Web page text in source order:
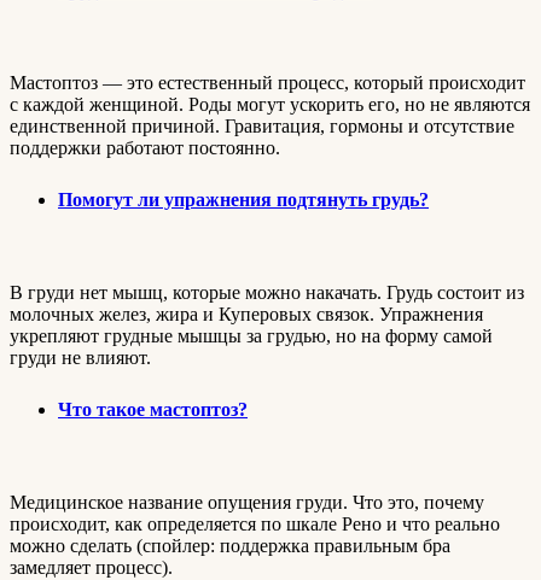
Мастоптоз — это естественный процесс, который происходит
с каждой женщиной. Роды могут ускорить его, но не являются
единственной причиной. Гравитация, гормоны и отсутствие
поддержки работают постоянно.
Помогут ли упражнения подтянуть грудь?
В груди нет мышц, которые можно накачать. Грудь состоит из
молочных желез, жира и Куперовых связок. Упражнения
укрепляют грудные мышцы за грудью, но на форму самой
груди не влияют.
Что такое мастоптоз?
Медицинское название опущения груди. Что это, почему
происходит, как определяется по шкале Рено и что реально
можно сделать (спойлер: поддержка правильным бра
замедляет процесс).